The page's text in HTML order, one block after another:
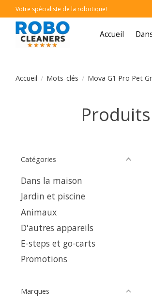
Votre spécialiste de la robotique!
Accueil
Accueil / Mots-clés / Mova G1 Pro Pet
Catégories
Dans la maison
Jardin et piscine
Animaux
D'autres appareils
E-steps et go-carts
Promotions
Marques